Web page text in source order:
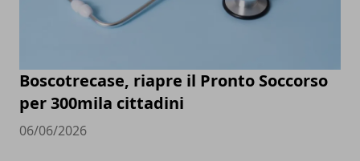
Boscotrecase, riapre il Pronto Soccorso
per 300mila cittadini
06/06/2026